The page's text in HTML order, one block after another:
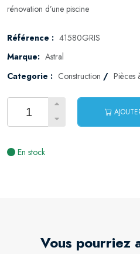
rénovation d’une piscine
Référence : 41580GRIS
Marque: Astral
Categorie : Construction / Pièces
Quantité
En stock
Vous pourriez